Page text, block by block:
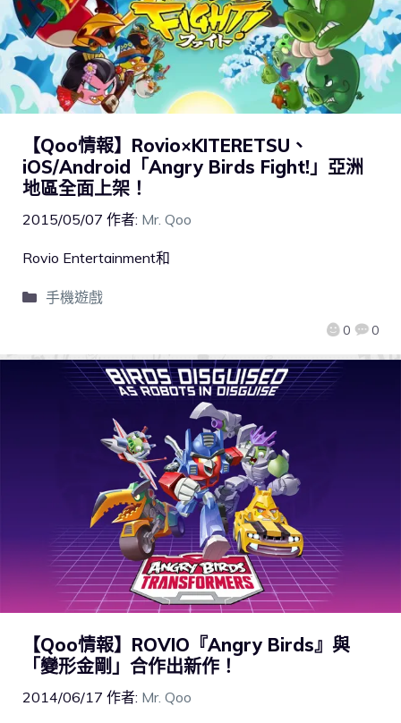
【Qoo情報】Rovio×KITERETSU、
iOS/Android「Angry Birds Fight!」亞洲
地區全面上架！
2015/05/07 作者: Mr. Qoo
0 0
Rovio Entertainment和
手機遊戲
【Qoo情報】ROVIO『Angry Birds』與
「變形金剛」合作出新作！
2014/06/17 作者: Mr. Qoo